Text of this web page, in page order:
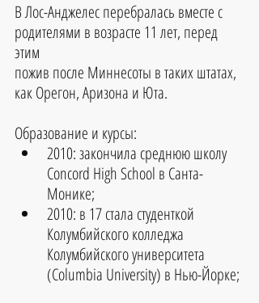
В Лос-Анджелес перебралась вместе с
родителями в возрасте 11 лет, перед
этим
пожив после Миннесоты в таких штатах,
как Орегон, Аризона и Юта.
Образование и курсы:
2010: закончила среднюю школу
Concord High School в Санта-
Монике;
2010: в 17 стала студенткой
Колумбийского колледжа
Колумбийского университета
(Columbia University) в Нью-Йорке;